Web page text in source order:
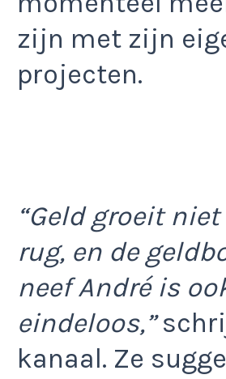
zijn met zijn
projecten.
“Geld groeit
rug, en de
neef André is
eindeloos,”
kanaal. Ze